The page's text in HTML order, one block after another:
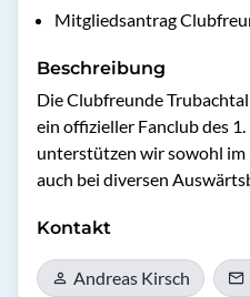
Mitgliedsantrag
Beschreibung
Die Clubfreunde
ein offizieller Fanclub des
unterstützen wir sowohl
auch bei diversen
Kontakt
Andreas Kirsch